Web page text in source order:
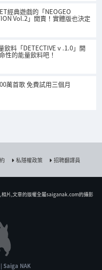
經典遊戲的「NEOGEO
Vol.2」開賣！實體版也決定
飲料「DETECTIVE v .1.0」開
性的能量飲料吧！
萬首歌 免費試用三個月
私隱權政策 招聘翻譯員
片,文章的版權全屬saiganak.com的攝影
Saiga NAK